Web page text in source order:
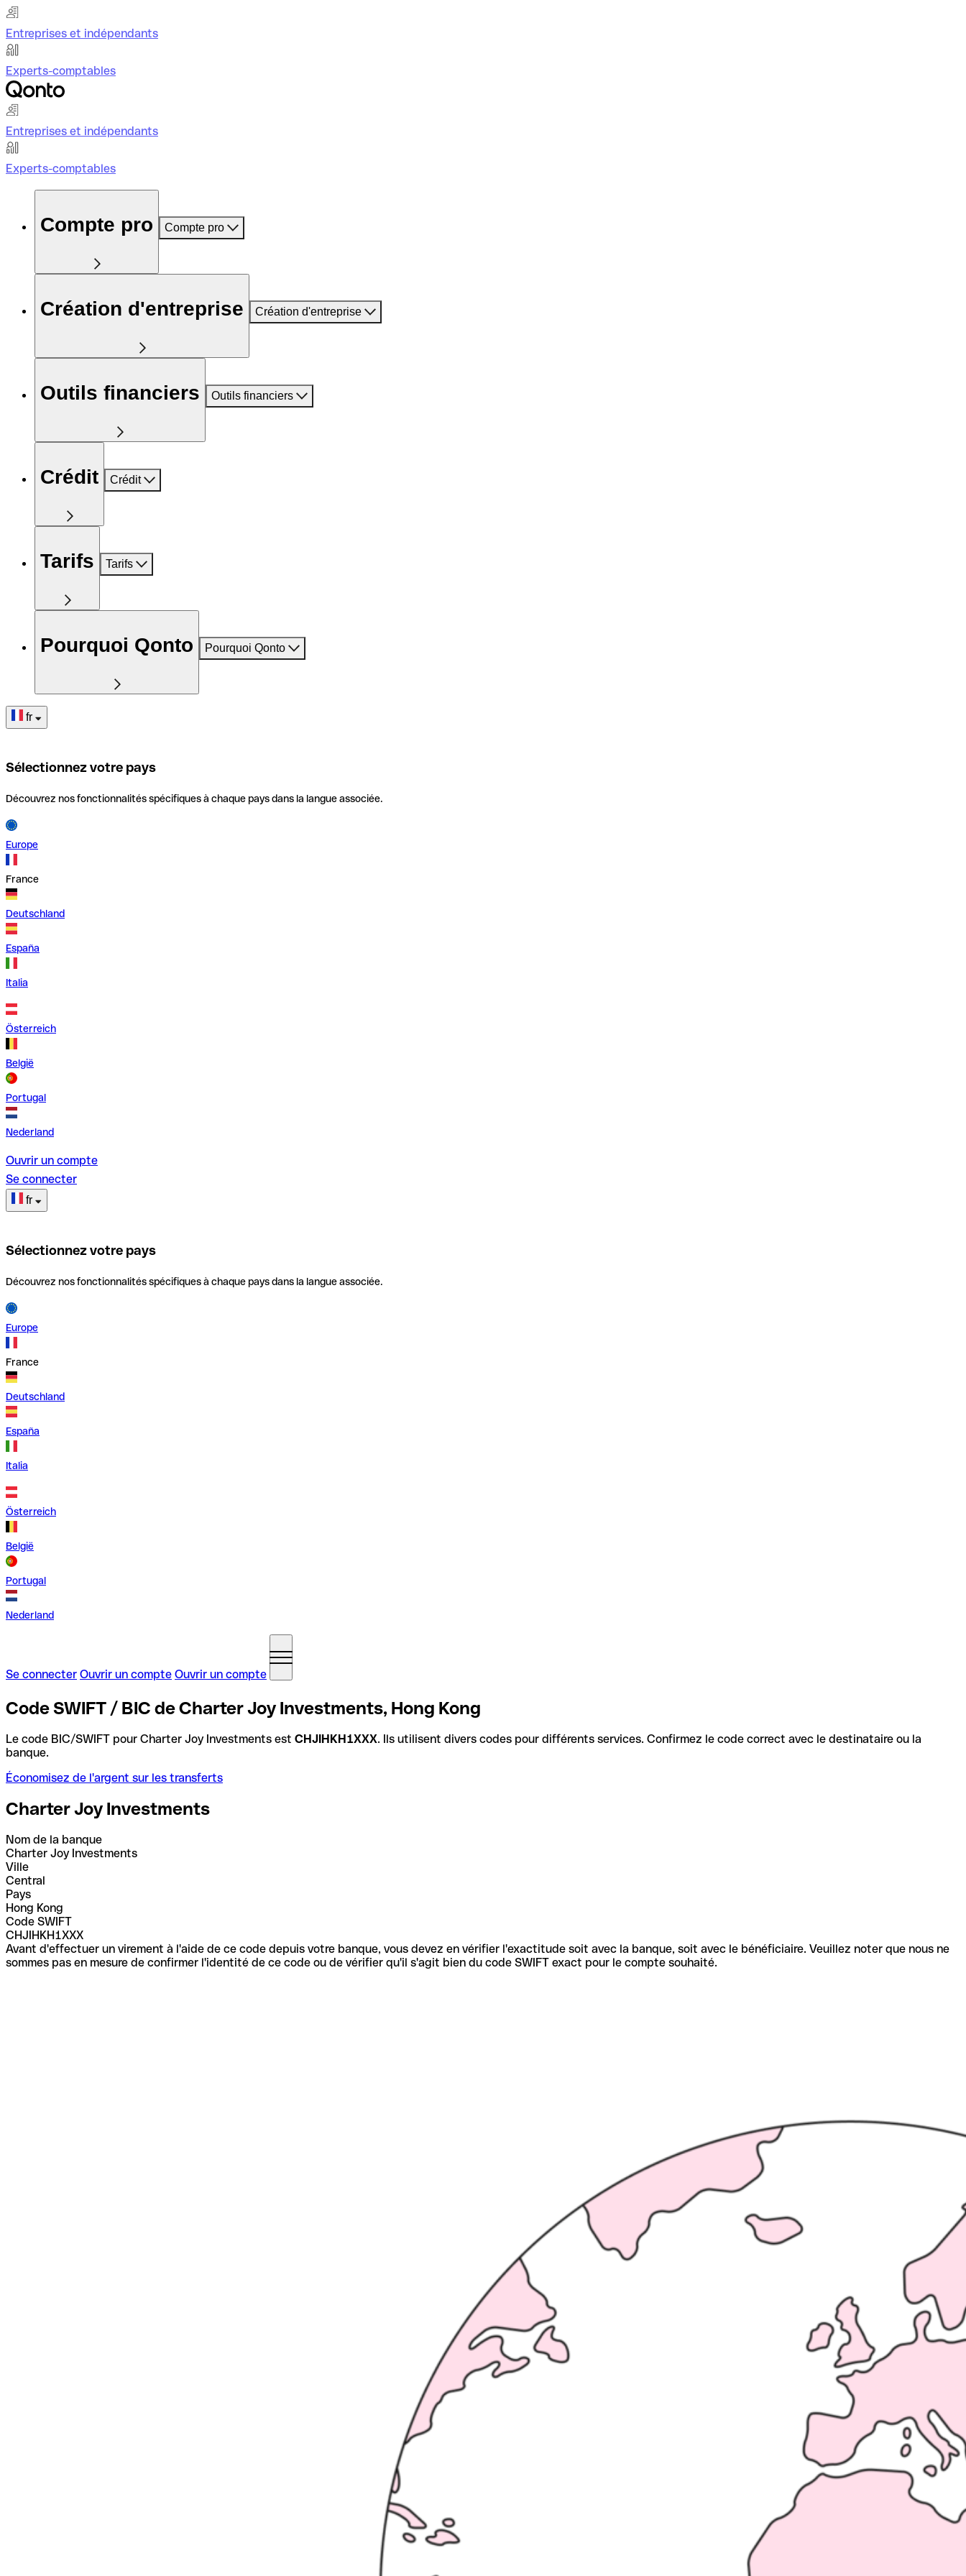
Entreprises et indépendants
Experts-comptables
Entreprises et indépendants
Experts-comptables
Compte pro Compte pro
Création d'entreprise Création d'entreprise
Outils financiers Outils financiers
Crédit Crédit
Tarifs Tarifs
Pourquoi Qonto Pourquoi Qonto
fr
Sélectionnez votre pays
Découvrez nos fonctionnalités spécifiques à chaque pays dans la langue associée.
Europe
France
Deutschland
España
Italia
Österreich
België
Portugal
Nederland
Ouvrir un compte
Se connecter
fr
Sélectionnez votre pays
Découvrez nos fonctionnalités spécifiques à chaque pays dans la langue associée.
Europe
France
Deutschland
España
Italia
Österreich
België
Portugal
Nederland
Se connecter Ouvrir un compte Ouvrir un compte
Code SWIFT / BIC de Charter Joy Investments, Hong Kong
Le code BIC/SWIFT pour Charter Joy Investments est CHJIHKH1XXX. Ils utilisent divers codes pour différents services. Confirmez le code correct avec le destinataire ou la
banque.
Économisez de l'argent sur les transferts
Charter Joy Investments
Nom de la banque
Charter Joy Investments
Ville
Central
Pays
Hong Kong
Code SWIFT
CHJIHKH1XXX
Avant d'effectuer un virement à l'aide de ce code depuis votre banque, vous devez en vérifier l'exactitude soit avec la banque, soit avec le bénéficiaire. Veuillez noter que nous ne
sommes pas en mesure de confirmer l'identité de ce code ou de vérifier qu'il s'agit bien du code SWIFT exact pour le compte souhaité.